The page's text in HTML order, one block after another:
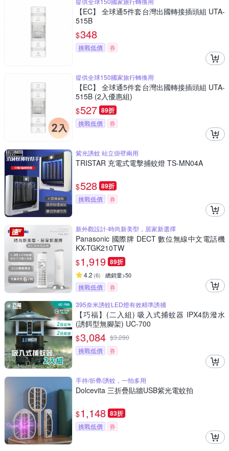
【EC】 全球通5件套台灣出國轉接插頭組 UTA-
515B
$348
挑戰低價 券
提供全球150國家旅行轉換用
【EC】 全球通5件套台灣出國轉接插頭組 UTA-
515B (2入優惠組)
$527 89折
挑戰低價 券
紫光誘蚊 站立掛壁兩用
TRISTAR 充電式電擊捕蚊燈 TS-MN04A
$528 89折
挑戰低價 券
新外觀設計-時尚新美型，居家新選擇
Panasonic 國際牌 DECT 數位無線中文電話機
KX-TGK210TW
$1,919 89折
4.2 (6) 總銷量>50
挑戰低價
券
395奈米誘蚊LED燈有效精準誘捕
【巧福】(二入組) 吸入式捕蚊器 IPX4防潑水
(誘餌型無腳架) UC-700
$3,084 $3,280
挑戰低價
券
手持/折疊/誘蚊，一拍多用
Dolcevita 三折疊貼牆USB紫光電蚊拍
$1,148 83折
挑戰低價 券